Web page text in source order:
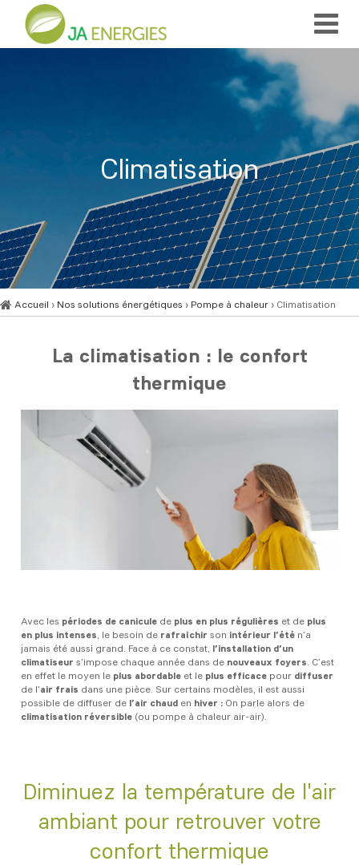
Climatisation
Accueil › Nos solutions énergétiques › Pompe à chaleur › Climatisation
La climatisation : le confort
thermique
Avec les périodes de canicule de plus en plus régulières et de plus
en plus intenses , le besoin de rafraîchir son intérieur l’été n’a
jamais été aussi grand. Face à ce constat, l’installation d’un
climatiseur s’impose chaque année dans de nouveaux foyers . C’est
en effet le moyen le plus abordable et le plus efficace pour diffuser
de l’air frais dans une pièce. Sur certains modèles, il est aussi
possible de diffuser de l’air chaud en hiver : On parle alors de
climatisation réversible (ou pompe à chaleur air-air).
Diminuez la température de l'air
ambiant pour retrouver votre
confort thermique